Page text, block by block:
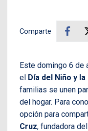
Comparte
Este domingo 6 de
el Día del Niño y la
familias se unen
del hogar. Para
opción para
Cruz, fundadora